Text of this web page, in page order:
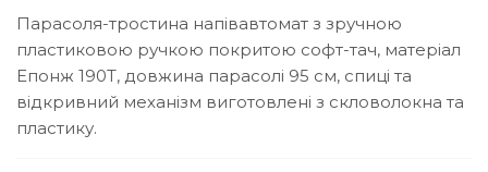
Парасоля-тростина напівавтомат з зручною
пластиковою ручкою покритою софт-тач, матеріал
Епонж 190Т, довжина парасолі 95 см, спиці та
відкривний механізм виготовлені з скловолокна та
пластику.